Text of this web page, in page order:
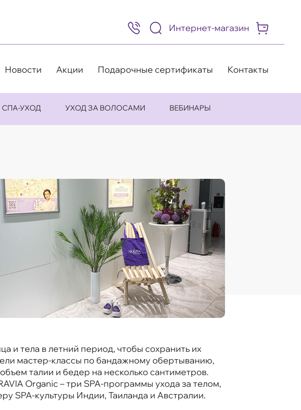
8
(495)
505-
98
Интернет-магазин
Новости Акции Подарочные сертификаты Контакты
СПА-УХОД УХОД ЗА ВОЛОСАМИ ВЕБИНАРЫ
и тела в летний период, чтобы сохранить их
мастер-классы по бандажному обертыванию,
талии и бедер на несколько сантиметров.
Organic – три SPA-программы ухода за телом,
SPA-культуры Индии, Таиланда и Австралии.